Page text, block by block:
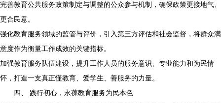
完善教育公共服务政策制定与调整的公众参与机制，确保政策更接地气、
更合民意。
强化教育服务领域的监管与评价，引入第三方评估和社会监督，将群众满
意度作为衡量工作成效的关键指标。
加强教育服务队伍建设，提升工作人员的服务意识、专业能力和为民情
怀，打造一支真正懂教育、爱学生、善服务的力量。
四、 践行初心，永葆教育服务为民本色